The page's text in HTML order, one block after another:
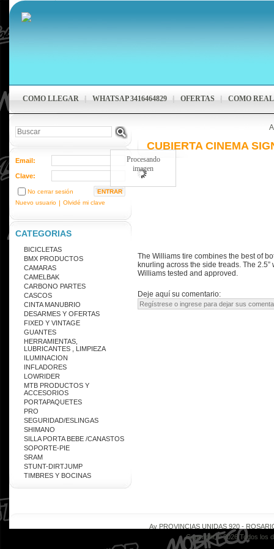
COMO LLEGAR WHATSAP 3416464829 OFERTAS COMO
Email:
Clave:
No cerrar sesión
Nuevo usuario | Olvidé mi clave
CATEGORIAS
BICICLETAS
BMX PRODUCTOS
CAMARAS
CAMELBAK
CARBONO PARTES
CASCOS
CINTA MANUBRIO
DESARMES Y OFERTAS
FIXED Y VINTAGE
GUANTES
HERRAMIENTAS,
LUBRICANTES , LIMPIEZA
ILUMINACION
INFLADORES
LOWRIDER
MTB PRODUCTOS Y
ACCESORIOS
PORTAPAQUETES
PRO
SEGURIDAD/ESLINGAS
SHIMANO
SILLA PORTA BEBE /CANASTOS
SOPORTE-PIE
SRAM
STUNT-DIRTJUMP
TIMBRES Y BOCINAS
CUBIERTA CINEMA
Procesando
imagen
The Williams tire combines the best of
knurling across the side treads. The
Williams tested and approved.
Deje aquí su comentario:
Av PROVINCIAS UNIDAS 920 -
Copyright © 2026 Todos los